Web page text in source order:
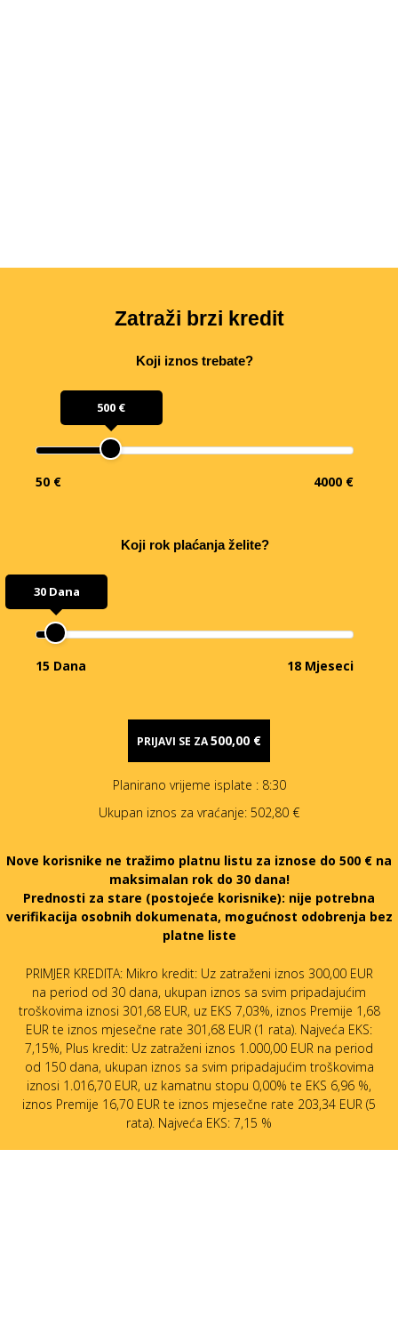
Zatraži brzi kredit
Koji iznos trebate?
500 €
50 € 4000 €
Koji rok plaćanja želite?
30 Dana
15 Dana 18 Mjeseci
PRIJAVI SE ZA500,00 €
Planirano vrijeme isplate : 8:30
Ukupan iznos za vraćanje: 502,80 €
Nove korisnike ne tražimo platnu listu za iznose do 500 € na
maksimalan rok do 30 dana!
Prednosti za stare (postojeće korisnike): nije potrebna
verifikacija osobnih dokumenata, mogućnost odobrenja bez
platne liste
PRIMJER KREDITA: Mikro kredit: Uz zatraženi iznos 300,00 EUR
na period od 30 dana, ukupan iznos sa svim pripadajućim
troškovima iznosi 301,68 EUR, uz EKS 7,03%, iznos Premije 1,68
EUR te iznos mjesečne rate 301,68 EUR (1 rata). Najveća EKS:
7,15%, Plus kredit: Uz zatraženi iznos 1.000,00 EUR na period
od 150 dana, ukupan iznos sa svim pripadajućim troškovima
iznosi 1.016,70 EUR, uz kamatnu stopu 0,00% te EKS 6,96 %,
iznos Premije 16,70 EUR te iznos mjesečne rate 203,34 EUR (5
rata). Najveća EKS: 7,15 %